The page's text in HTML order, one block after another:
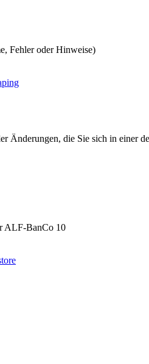
Fehler oder Hinweise)
Änderungen, die Sie sich in einer
ALF-BanCo 10